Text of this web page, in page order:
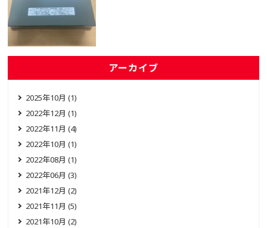
アーカイブ
2025年10月 (1)
2022年12月 (1)
2022年11月 (4)
2022年10月 (1)
2022年08月 (1)
2022年06月 (3)
2021年12月 (2)
2021年11月 (5)
2021年10月 (2)